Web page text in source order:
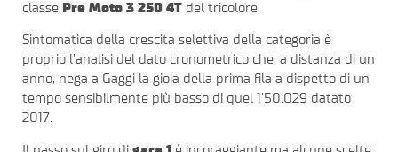
classe Pre Moto 3 250 4T del tricolore.
Sintomatica della crescita selettiva della categoria è
proprio l’analisi del dato cronometrico che, a distanza di un
anno, nega a Gaggi la gioia della prima fila a dispetto di un
tempo sensibilmente più basso di quel 1’50.029 datato
2017.